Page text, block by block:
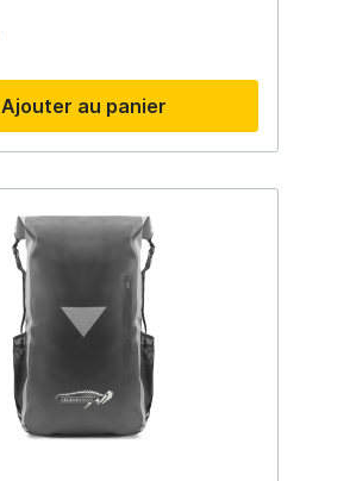
Ajouter au panier